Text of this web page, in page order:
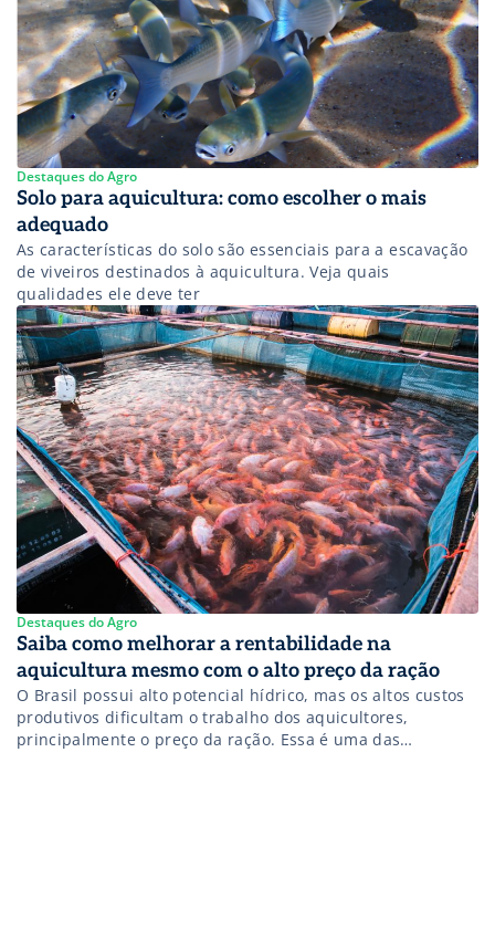
Destaques do Agro
Solo para aquicultura: como escolher o mais
adequado
As características do solo são essenciais para a escavação
de viveiros destinados à aquicultura. Veja quais
qualidades ele deve ter
Destaques do Agro
Saiba como melhorar a rentabilidade na
aquicultura mesmo com o alto preço da ração
O Brasil possui alto potencial hídrico, mas os altos custos
produtivos dificultam o trabalho dos aquicultores,
principalmente o preço da ração. Essa é uma das